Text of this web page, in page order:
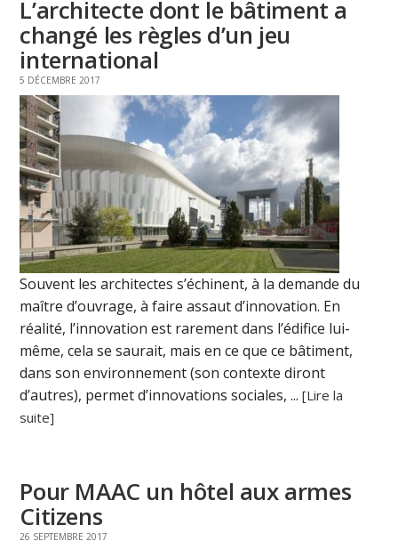
L’architecte dont le bâtiment a
changé les règles d’un jeu
international
5 DÉCEMBRE 2017
Souvent les architectes s’échinent, à la demande du
maître d’ouvrage, à faire assaut d’innovation. En
réalité, l’innovation est rarement dans l’édifice lui-
même, cela se saurait, mais en ce que ce bâtiment,
dans son environnement (son contexte diront
d’autres), permet d’innovations sociales, ...[Lire la
suite]
Pour MAAC un hôtel aux armes
Citizens
26 SEPTEMBRE 2017